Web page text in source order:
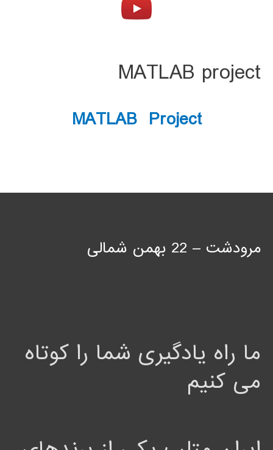
MATLAB project
MATLAB Project
مرودشت – 22 بهمن شمالی
ما راه یادگیری شما را کوتاه
می کنیم